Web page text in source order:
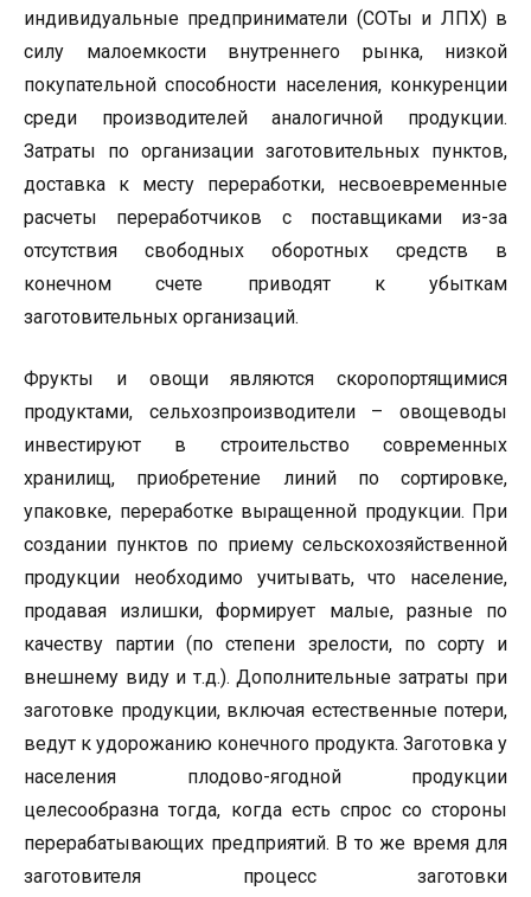
индивидуальные предприниматели (СОТы и ЛПХ) в
силу малоемкости внутреннего рынка, низкой
покупательной способности населения, конкуренции
среди производителей аналогичной продукции.
Затраты по организации заготовительных пунктов,
доставка к месту переработки, несвоевременные
расчеты переработчиков с поставщиками из-за
отсутствия свободных оборотных средств в
конечном счете приводят к убыткам
заготовительных организаций.
Фрукты и овощи являются скоропортящимися
продуктами, сельхозпроизводители – овощеводы
инвестируют в строительство современных
хранилищ, приобретение линий по сортировке,
упаковке, переработке выращенной продукции. При
создании пунктов по приему сельскохозяйственной
продукции необходимо учитывать, что население,
продавая излишки, формирует малые, разные по
качеству партии (по степени зрелости, по сорту и
внешнему виду и т.д.). Дополнительные затраты при
заготовке продукции, включая естественные потери,
ведут к удорожанию конечного продукта. Заготовка у
населения плодово-ягодной продукции
целесообразна тогда, когда есть спрос со стороны
перерабатывающих предприятий. В то же время для
заготовителя процесс заготовки